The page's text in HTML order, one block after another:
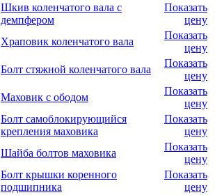
Шкив коленчатого вала с
демпфером
Показать
цену
Храповик коленчатого вала
Показать
цену
Болт стяжной коленчатого вала
Показать
цену
Маховик с ободом
Показать
цену
Болт самоблокирующийся
крепления маховика
Показать
цену
Шайба болтов маховика
Показать
цену
Болт крышки коренного
подшипника
Показать
цену